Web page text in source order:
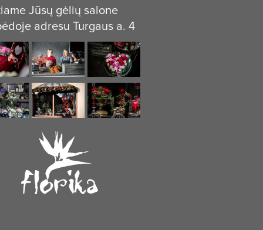
Jūsų gėlių salone
adresu Turgaus a. 4